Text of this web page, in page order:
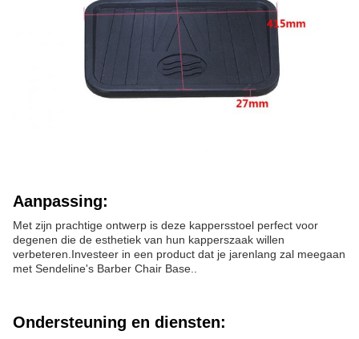
Aanpassing:
Met zijn prachtige ontwerp is deze kappersstoel perfect voor
degenen die de esthetiek van hun kapperszaak willen
verbeteren.Investeer in een product dat je jarenlang zal meegaan
met Sendeline's Barber Chair Base..
Ondersteuning en diensten: